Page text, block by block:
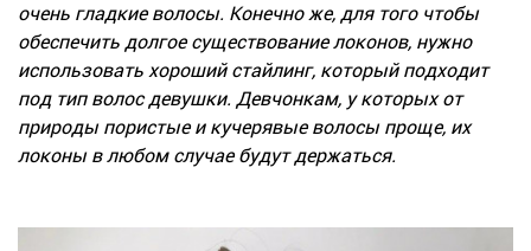
очень гладкие волосы. Конечно же, для того чтобы
обеспечить долгое существование локонов, нужно
использовать хороший стайлинг, который подходит
под тип волос девушки. Девчонкам, у которых от
природы пористые и кучерявые волосы проще, их
локоны в любом случае будут держаться.